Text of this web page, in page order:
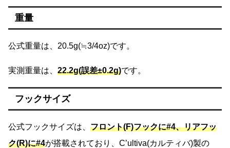
重量
公式重量は、20.5g(≒3/4oz)です。
実測重量は、 22.2g(誤差±0.2g)です。
フックサイズ
公式フックサイズは、 フロント(F)フックに#4、リアフッ
ク(R)に#4が搭載されており、C’ultiva(カルティバ)製の